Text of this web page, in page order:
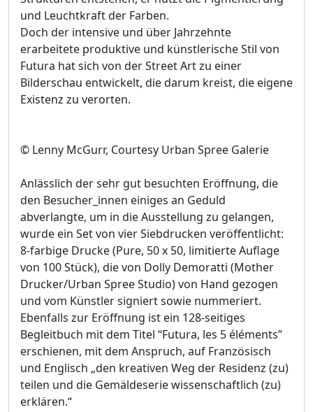
und Leuchtkraft der Farben.
Doch der intensive und über Jahrzehnte
erarbeitete produktive und künstlerische Stil von
Futura hat sich von der Street Art zu einer
Bilderschau entwickelt, die darum kreist, die eigene
Existenz zu verorten.
© Lenny McGurr, Courtesy Urban Spree Galerie
Anlässlich der sehr gut besuchten Eröffnung, die
den Besucher_innen einiges an Geduld
abverlangte, um in die Ausstellung zu gelangen,
wurde ein Set von vier Siebdrucken veröffentlicht:
8-farbige Drucke (Pure, 50 x 50, limitierte Auflage
von 100 Stück), die von Dolly Demoratti (Mother
Drucker/Urban Spree Studio) von Hand gezogen
und vom Künstler signiert sowie nummeriert.
Ebenfalls zur Eröffnung ist ein 128-seitiges
Begleitbuch mit dem Titel “Futura, les 5 éléments”
erschienen, mit dem Anspruch, auf Französisch
und Englisch „den kreativen Weg der Residenz (zu)
teilen und die Gemäldeserie wissenschaftlich (zu)
erklären.“